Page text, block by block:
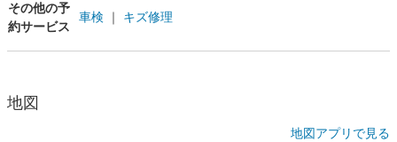
その他の予
約サービス
車検 ｜ キズ修理
地図
地図アプリで見る